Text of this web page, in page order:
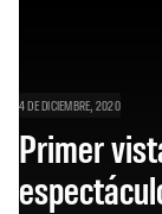
4 DE DICIEMBRE, 2020
Primer